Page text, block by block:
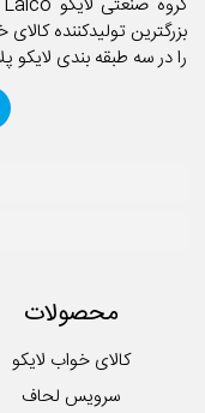
بزرگترین تولیدکننده
را در سه طبقه بندی لایکو
محصولات
کالای خواب لایکو
سرویس لحاف